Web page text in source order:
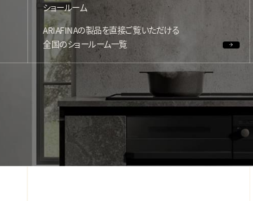
ショールーム
ARIAFINAの製品を直接ご覧いただける
全国のショールーム一覧